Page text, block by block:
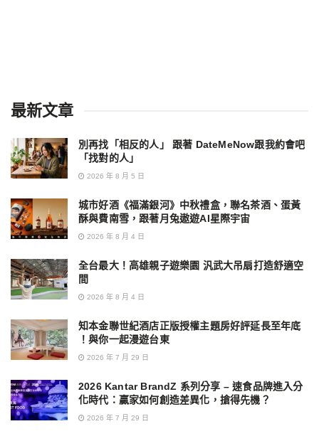
最新文章
別再找「相反的人」 跟著 DateMeNow跟我約會吧
「找對的人」
2026 年 8 月 5 日
城市好酒《福滿銀河》中秋禮盒，聯名茶酒、蛋黃
酥與費南雪，跟著月兔遨遊AI星際宇宙
2026 年 8 月 4 日
全台最大！高雄親子遊樂園 汎武大吊扇打造舒適空
間
2026 年 8 月 4 日
知本金聯世紀酒店正版授權主題房好評延長至年底
！與你一起漫遊台東
2026 年 7 月 29 日
2026 Kantar BrandZ 系列分享 – 速食品牌進入分
化時代：贏家如何創造差異化，搶得先機？
2026 年 7 月 29 日